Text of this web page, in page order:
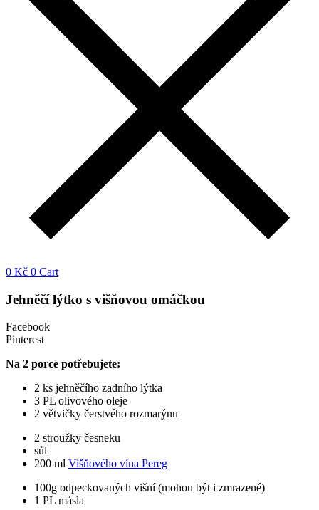
0 Kč 0 Cart
Jehněčí lýtko s višňovou omáčkou
Facebook
Pinterest
Na 2 porce potřebujete:
2 ks jehněčího zadního lýtka
3 PL olivového oleje
2 větvičky čerstvého rozmarýnu
2 stroužky česneku
sůl
200 ml Višňového vína Pereg
100g odpeckovaných višní (mohou být i zmrazené)
1 PL másla